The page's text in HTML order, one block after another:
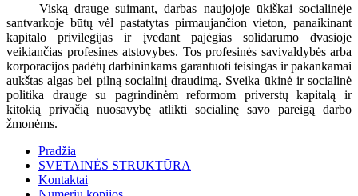
Viską drauge suimant, darbas naujojoje ūkiškai socialinėje
santvarkoje būtų vėl pastatytas pirmaujančion vieton, panaikinant
kapitalo privilegijas ir įvedant pajėgias solidarumo dvasioje
veikiančias profesines atstovybes. Tos profesinės savivaldybės arba
korporacijos padėtų darbininkams garantuoti teisingas ir pakankamai
aukštas algas bei pilną socialinį draudimą. Sveika ūkinė ir socialinė
politika drauge su pagrindinėm reformom priverstų kapitalą ir
kitokią privačią nuosavybę atlikti socialinę savo pareigą darbo
žmonėms.
Pradžia
SVETAINĖS STRUKTŪRA
Kontaktai